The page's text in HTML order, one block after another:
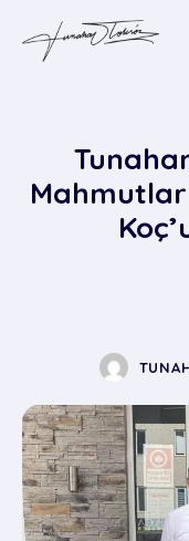
Mahmutlar